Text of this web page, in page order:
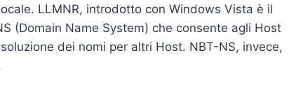
LLMNR, introdotto con Windows Vista è il
(Domain Name System) che consente agli Host
dei nomi per altri Host. NBT-NS, invece,